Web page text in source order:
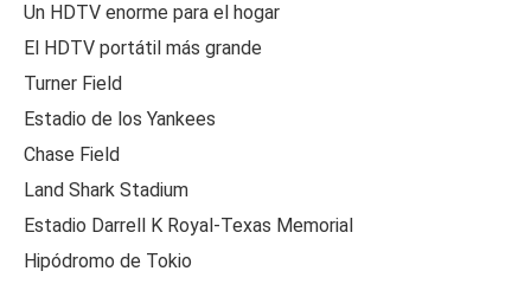
Un HDTV enorme para el hogar
El HDTV portátil más grande
Turner Field
Estadio de los Yankees
Chase Field
Land Shark Stadium
Estadio Darrell K Royal-Texas Memorial
Hipódromo de Tokio